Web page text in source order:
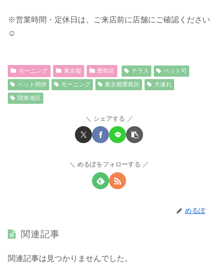
※営業時間・定休日は、ご来店前に店舗にご確認ください
☺︎
モーニング 東京都 豊島区 テラス
ペット可
ペット同伴
モーニング 東京都豊島区
犬連れ
関東地区
シェアする
めるぽをフォローする
めるぽ
関連記事
関連記事は見つかりませんでした。